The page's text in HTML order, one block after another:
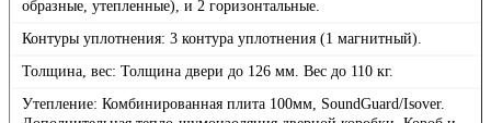
образные, утепленные), и 2 горизонтальные.
Контуры уплотнения: 3 контура уплотнения (1 магнитный).
Толщина, вес: Толщина двери до 126 мм. Вес до 110 кг.
Утепление: Комбинированная плита 100мм, SoundGuard/Isover.